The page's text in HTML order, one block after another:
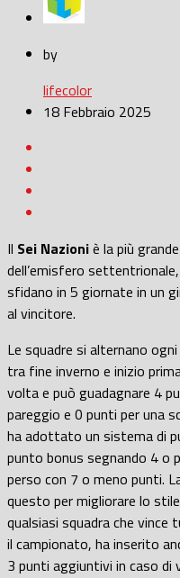
by
lifecolor
18 Febbraio 2025
Il Sei Nazioniè la più
dell’emisfero
sfidano in 5 giornate in un
al vincitore.
Le squadre si alternano
tra fine inverno e inizio
volta e può guadagnare 4
pareggio e 0 punti per una
ha adottato un sistema di
punto bonus segnando 4 o
perso con 7 o meno punti.
questo per migliorare lo
qualsiasi squadra che
il campionato, ha inserito
3 punti aggiuntivi in caso